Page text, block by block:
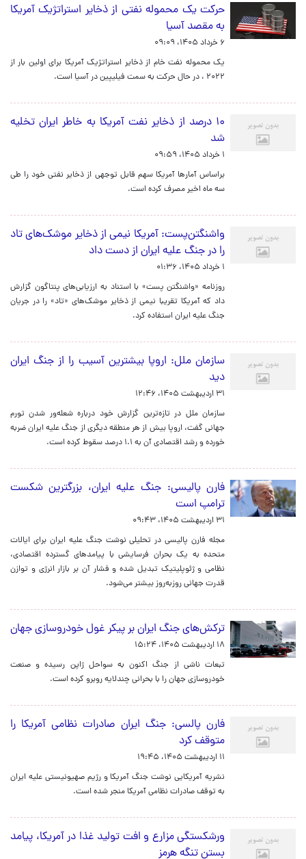
حرکت یک محموله نفتی از ذخایر استراتژیک آمریکا
به مقصد آسیا
۶ خرداد ۱۴۰۵، ۰۹:۰۹
یک محموله نفت خام از ذخایر استراتژیک آمریکا برای اولین بار از
۲۰۲۲ ، در حال حرکت به سمت فیلیپین در آسیا است.
۱۰ درصد از ذخایر نفت آمریکا به خاطر ایران تخلیه
شد
۱ خرداد ۱۴۰۵، ۰۹:۵۹
براساس آمارها آمریکا سهم قابل توجهی از ذخایر نفتی خود را طی
سه ماه اخیر مصرف کرده است.
واشنگتن‌پست: آمریکا نیمی از ذخایر موشک‌های تاد
را در جنگ علیه ایران از دست داد
۱ خرداد ۱۴۰۵، ۰۱:۳۶
روزنامه «واشنگتن پست» با استناد به ارزیابی‌های پنتاگون گزارش
داد که آمریکا تقریبا نیمی از ذخایر موشک‌های «تاد» را در جریان
جنگ علیه ایران استفاده کرد.
سازمان ملل: اروپا بیشترین آسیب را از جنگ ایران
دید
۳۱ اردیبهشت ۱۴۰۵، ۱۲:۴۶
سازمان ملل در تا‌زه‌ترین گزارش خود درباره شعله‌ور شدن تورم
جهانی گفت،‌ اروپا بیش از هر منطقه دیگری از جنگ علیه ایران ضربه
خورده و رشد اقتصادی آن به ۱.۱ درصد سقوط کرده است.
فارن پالیسی: جنگ علیه ایران، بزرگترین شکست
ترامپ است
۳۱ اردیبهشت ۱۴۰۵، ۰۹:۴۳
مجله فارن پالیسی در تحلیلی نوشت جنگ علیه ایران برای ایالات
متحده به یک بحران فرسایشی با پیامدهای گسترده اقتصادی،
نظامی و ژئوپلیتیک تبدیل شده و فشار آن بر بازار انرژی و توازن
قدرت جهانی روزبه‌روز بیشتر می‌شود.
ترکش‌های جنگ ایران بر پیکر غول خودروسازی جهان
۱۸ اردیبهشت ۱۴۰۵، ۱۵:۲۴
تبعات ناشی از جنگ اکنون به سواحل ژاپن رسیده و صنعت
خودروسازی جهان را با بحرانی چندلایه روبرو کرده است.
فارن پالسی: جنگ ایران صادرات نظامی آمریکا را
متوقف کرد
۱۱ اردیبهشت ۱۴۰۵، ۱۹:۴۵
نشریه آمریکایی نوشت جنگ آمریکا و رژیم صهیونیستی علیه ایران
به توقف صادرات نظامی آمریکا منجر شده است.
ورشکستگی مزارع و افت تولید غذا در آمریکا، پیامد
بستن تنگه هرمز